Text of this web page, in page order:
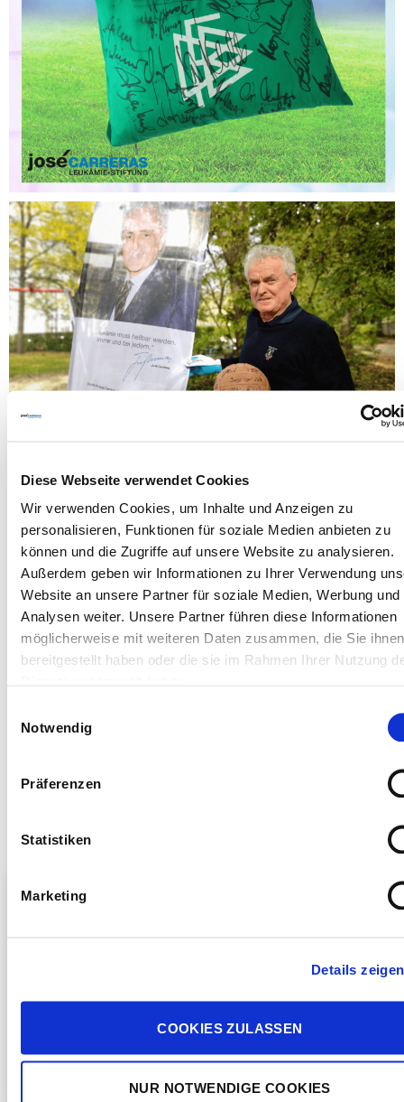
Diese Webseite verwendet Cookies
Wir verwenden Cookies, um Inhalte und Anzeigen zu
personalisieren, Funktionen für soziale Medien anbieten zu
können und die Zugriffe auf unsere Website zu analysieren.
Außerdem geben wir Informationen zu Ihrer Verwendung
Website an unsere Partner für soziale Medien, Werbung und
Analysen weiter. Unsere Partner führen diese Informationen
möglicherweise mit weiteren Daten zusammen, die Sie ihnen
bereitgestellt haben oder die sie im Rahmen Ihrer Nutzung
Notwendig
Präferenzen
Statistiken
Marketing
Details zeigen
COOKIES ZULASSEN
NUR NOTWENDIGE COOKIES
BEITRAG TEILEN